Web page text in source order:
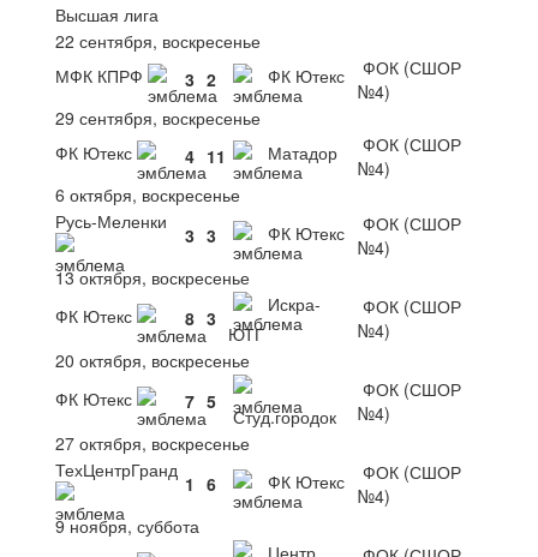
Высшая лига
22 сентября, воскресенье
МФК КПРФ
3 2 ФК Ютекс
ФОК (СШОР
№4)
29 сентября, воскресенье
ФК Ютекс
4 11 Матадор
ФОК (СШОР
№4)
6 октября, воскресенье
Русь-Меленки
3 3 ФК Ютекс
ФОК (СШОР
№4)
13 октября, воскресенье
ФК Ютекс
8 3
Искра-
ЮТГ
ФОК (СШОР
№4)
20 октября, воскресенье
ФК Ютекс
7 5
Студ.городок
ФОК (СШОР
№4)
27 октября, воскресенье
ТехЦентрГранд
1 6 ФК Ютекс
ФОК (СШОР
№4)
9 ноября, суббота